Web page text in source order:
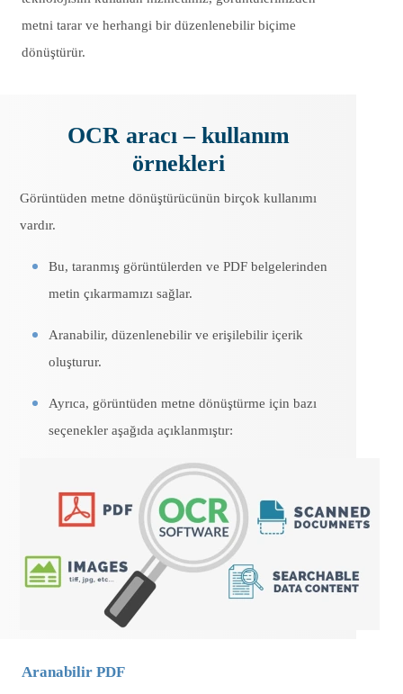
metni tarar ve herhangi bir düzenlenebilir biçime
dönüştürür.
OCR aracı – kullanım
örnekleri
Görüntüden metne dönüştürücünün birçok kullanımı
vardır.
Bu, taranmış görüntülerden ve PDF belgelerinden
metin çıkarmamızı sağlar.
Aranabilir, düzenlenebilir ve erişilebilir içerik
oluşturur.
Ayrıca, görüntüden metne dönüştürme için bazı
seçenekler aşağıda açıklanmıştır:
Aranabilir PDF